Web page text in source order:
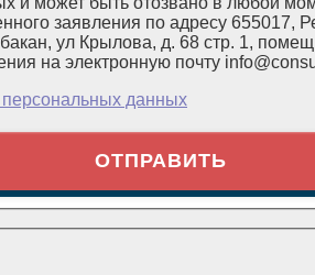
заявления по адресу 655017,
ул Крылова, д. 68 стр. 1,
на электронную почту
персональных данных